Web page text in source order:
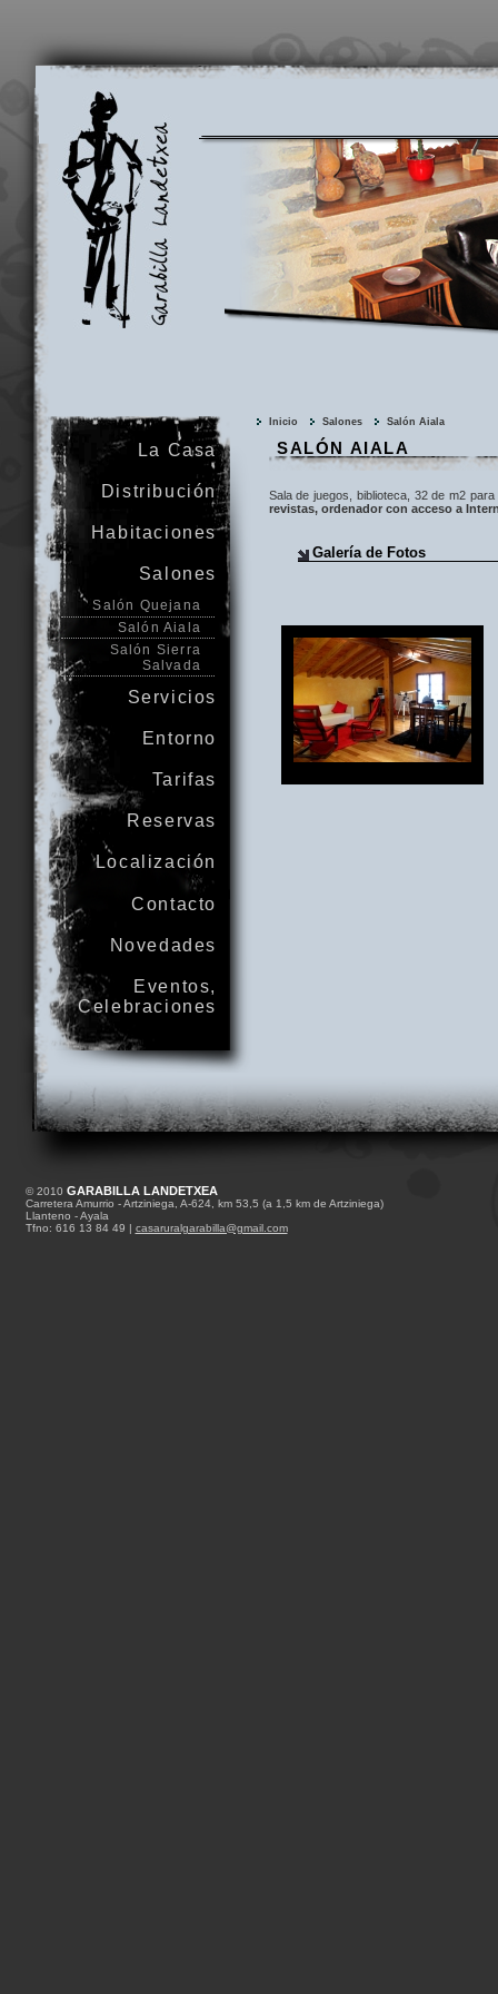
Garabilla
Landetxea
Inicio Salones Salón Aiala
SALÓN AIALA
Sala de juegos, biblioteca, 32 de m2
revistas, ordenador con acceso a
Galería de Fotos
La Casa
Distribución
Habitaciones
Salones
Salón Quejana
Salón Aiala
Salón Sierra
Salvada
Servicios
Entorno
Tarifas
Reservas
Localización
Contacto
Novedades
Eventos,
Celebraciones
© 2010 GARABILLA LANDETXEA
Carretera Amurrio - Artziniega, A-624, km 53,5 (a 1,5 km de Artziniega)
Llanteno - Ayala
Tfno: 616 13 84 49 | casaruralgarabilla@gmail.com